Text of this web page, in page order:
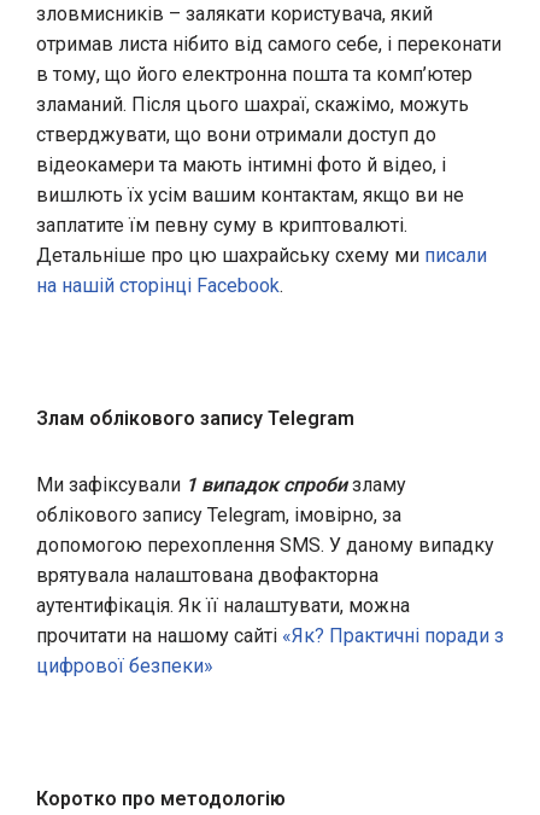
зловмисників – залякати користувача, який
отримав листа нібито від самого себе, і переконати
в тому, що його електронна пошта та комп’ютер
зламаний. Після цього шахраї, скажімо, можуть
стверджувати, що вони отримали доступ до
відеокамери та мають інтимні фото й відео, і
вишлють їх усім вашим контактам, якщо ви не
заплатите їм певну суму в криптовалюті.
Детальніше про цю шахрайську схему ми писали
на нашій сторінці Facebook.
Злам облікового запису Telegram
Ми зафіксували 1 випадок спробизламу
облікового запису Telegram, імовірно, за
допомогою перехоплення SMS. У даному випадку
врятувала налаштована двофакторна
аутентифікація. Як її налаштувати, можна
прочитати на нашому сайті «Як? Практичні поради з
цифрової безпеки»
Коротко про методологію